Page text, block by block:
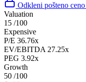
Odkleni pošteno ceno
Valuation
15 /100
Expensive
P/E 36.76x
EV/EBITDA 27.25x
PEG 3.92x
Growth
50 /100